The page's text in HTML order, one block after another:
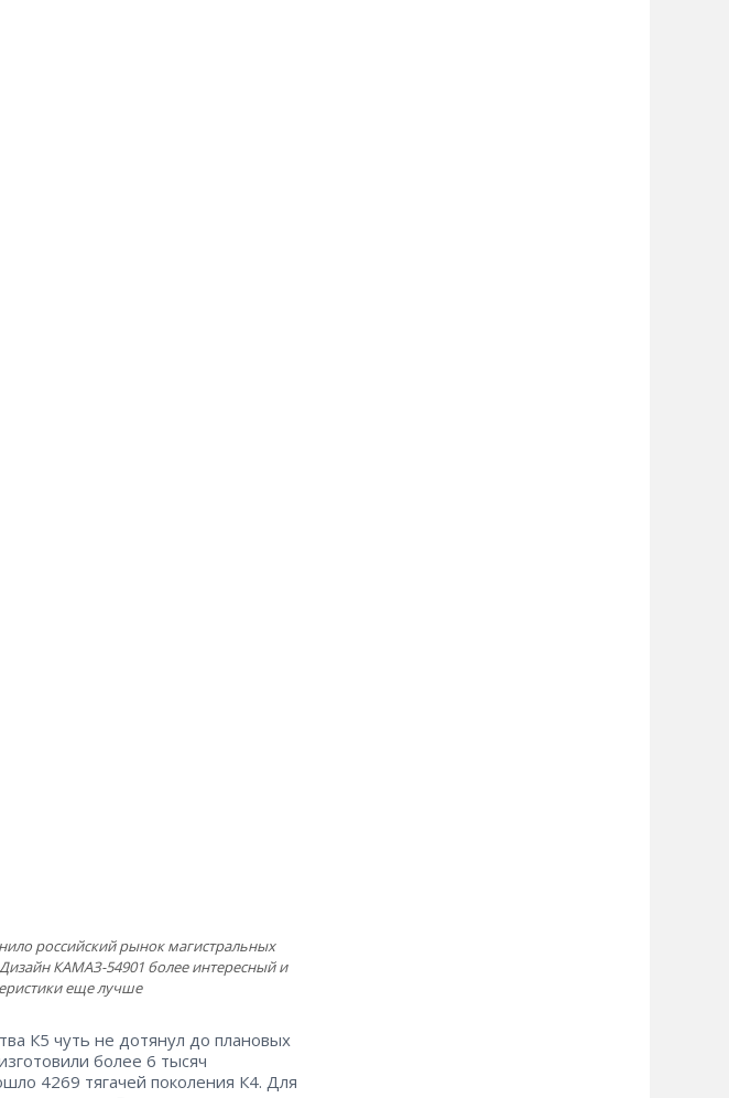
российский рынок магистральных
КАМАЗ-54901 более интересный и
еще лучше
К5 чуть не дотянул до плановых
более 6 тысяч
4269 тягачей поколения К4. Для